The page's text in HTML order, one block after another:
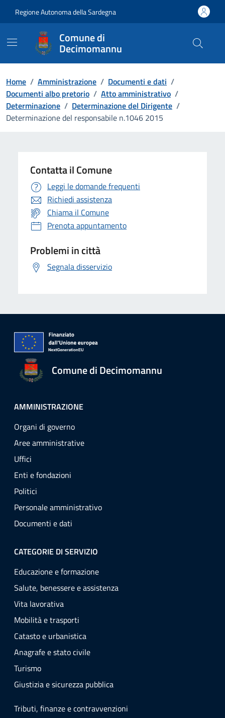
Regione Autonoma della Sardegna
Comune di
Decimomannu
Home / Amministrazione / Documenti e dati /
Documenti albo pretorio / Atto amministrativo /
Determinazione / Determinazione del Dirigente /
Determinazione del responsabile n.1046 2015
Contatta il Comune
Leggi le domande frequenti
Richiedi assistenza
Chiama il Comune
Prenota appuntamento
Problemi in città
Segnala disservizio
Comune di Decimomannu
AMMINISTRAZIONE
Organi di governo
Aree amministrative
Uffici
Enti e fondazioni
Politici
Personale amministrativo
Documenti e dati
CATEGORIE DI SERVIZIO
Educazione e formazione
Salute, benessere e assistenza
Vita lavorativa
Mobilità e trasporti
Catasto e urbanistica
Anagrafe e stato civile
Turismo
Giustizia e sicurezza pubblica
Tributi, finanze e contravvenzioni